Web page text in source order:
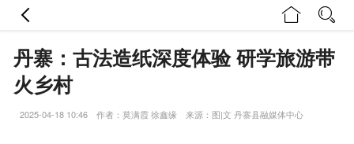
丹寨：古法造纸深度体验 研学旅游带
火乡村
2025-04-18 10:46 作者：莫满霞 徐鑫缘 来源：图|文 丹寨县融媒体中心